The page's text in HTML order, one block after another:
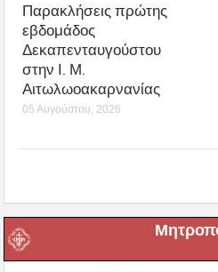
Παρακλήσεις πρώτης
εβδομάδος
Δεκαπενταυγούστου
στην Ι. Μ.
Αιτωλωοακαρνανίας
05 Αυγούστου, 2026